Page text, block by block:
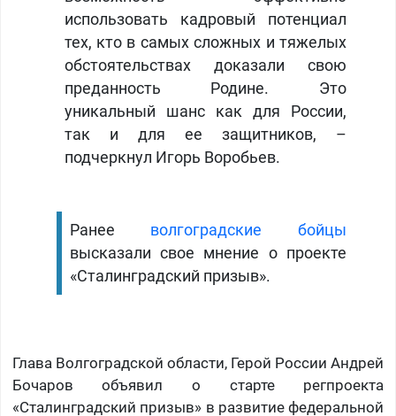
использовать кадровый потенциал
тех, кто в самых сложных и тяжелых
обстоятельствах доказали свою
преданность Родине. Это
уникальный шанс как для России,
так и для ее защитников, –
подчеркнул Игорь Воробьев.
Ранее волгоградские бойцы
высказали свое мнение о проекте
«Сталинградский призыв».​
Глава Волгоградской области, Герой России Андрей
Бочаров объявил о старте регпроекта
«Сталинградский призыв» в развитие федеральной